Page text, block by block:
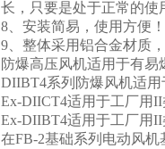
长，只要是处于正常的
8、安装简易，使用方
9、整体采用铝合金材质
防爆高压风机适用于有
DIIBT4系列防爆风机适
Ex-DIICT4适用于工厂用
Ex-DIIBT4适用于工厂用
在FB-2基础系列电动风